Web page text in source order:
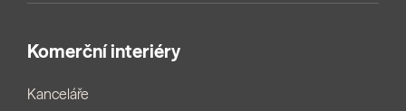
Komerční interiéry
Kanceláře